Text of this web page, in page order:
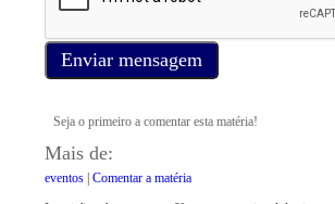
Enviar mensagem
Seja o primeiro a comentar esta matéria!
Mais de:
eventos| Comentar a matéria